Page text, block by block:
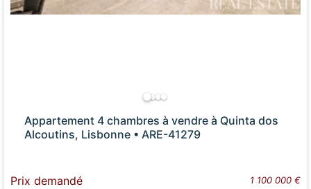
Appartement 4 chambres à vendre à Quinta dos
Alcoutins, Lisbonne • ARE-41279
Prix demandé 1 100 000 €